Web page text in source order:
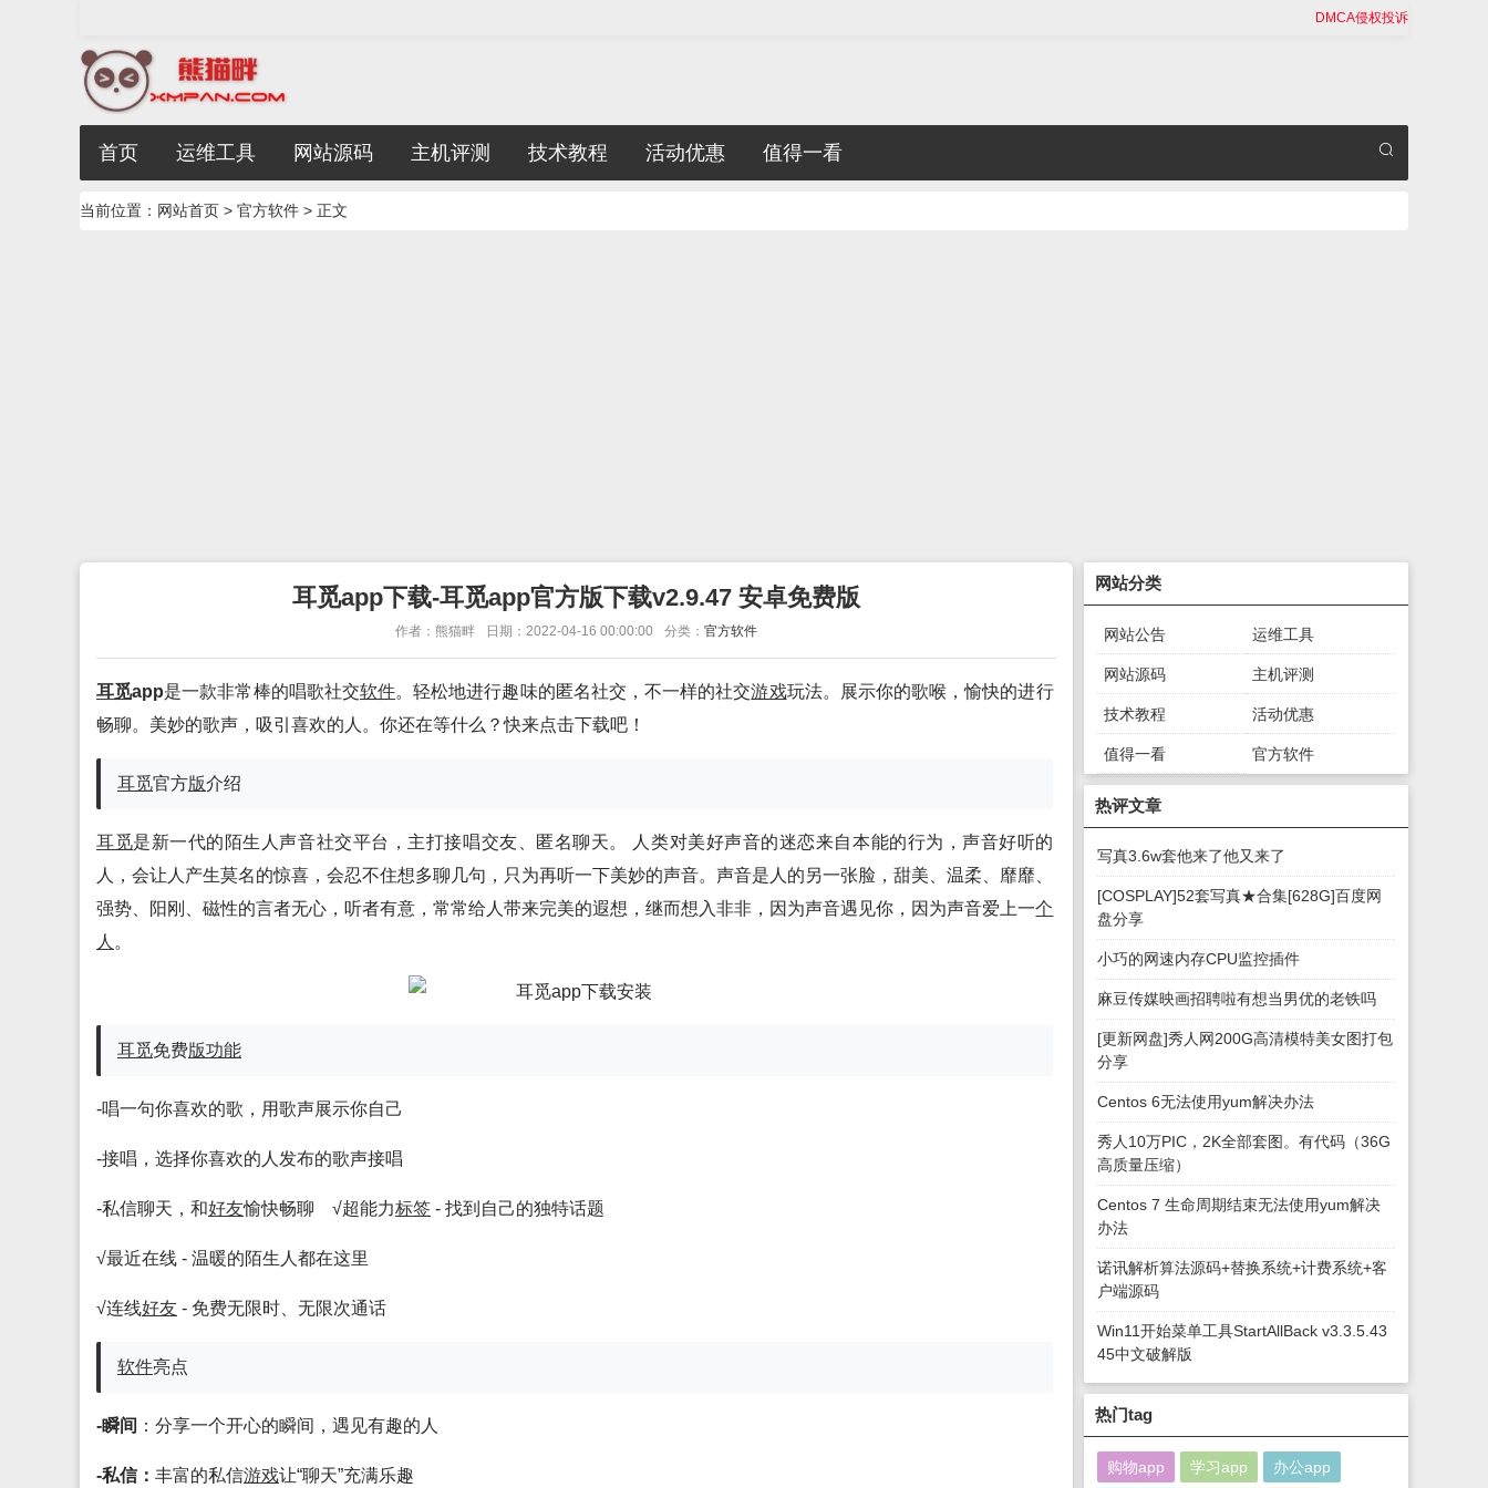
DMCA侵权投诉
首页 运维工具 网站源码 主机评测 技术教程 活动优惠 值得一看
当前位置： 网站首页 > 官方软件 > 正文
耳觅app下载-耳觅app官方版下载v2.9.47 安卓免费版
作者：熊猫畔 日期：2022-04-16 00:00:00 分类：官方软件
耳觅app是一款非常棒的唱歌社交软件。轻松地进行趣味的匿名社交，不一样的社交游戏玩法。展示你的歌喉，愉快的进行
畅聊。美妙的歌声，吸引喜欢的人。你还在等什么？快来点击下载吧！
耳觅官方版介绍
耳觅是新一代的陌生人声音社交平台，主打接唱交友、匿名聊天。 人类对美好声音的迷恋来自本能的行为，声音好听的
人，会让人产生莫名的惊喜，会忍不住想多聊几句，只为再听一下美妙的声音。声音是人的另一张脸，甜美、温柔、靡靡、
强势、阳刚、磁性的言者无心，听者有意，常常给人带来完美的遐想，继而想入非非，因为声音遇见你，因为声音爱上一个
人 。
耳觅免费版功能
-唱一句你喜欢的歌，用歌声展示你自己
-接唱，选择你喜欢的人发布的歌声接唱
-私信聊天，和好友愉快畅聊 √超能力标签 - 找到自己的独特话题
√最近在线 - 温暖的陌生人都在这里
√连线好友 - 免费无限时、无限次通话
软件亮点
-瞬间 ：分享一个开心的瞬间，遇见有趣的人
-私信： 丰富的私信游戏让“聊天”充满乐趣
网站分类
网站公告 运维工具
网站源码 主机评测
技术教程 活动优惠
值得一看
绿色软件
官方软件
热评文章
写真3.6w套他来了他又来了
[COSPLAY]52套写真★合集[628G]百度网
盘分享
小巧的网速内存CPU监控插件
麻豆传媒映画招聘啦有想当男优的老铁吗
[更新网盘]秀人网200G高清模特美女图打包
分享
Centos 6无法使用yum解决办法
秀人10万PIC，2K全部套图。有代码（36G
高质量压缩）
Centos 7 生命周期结束无法使用yum解决
办法
诺讯解析算法源码+替换系统+计费系统+客
户端源码
Win11开始菜单工具StartAllBack v3.3.5.43
45中文破解版
热门tag
购物app 学习app 办公app